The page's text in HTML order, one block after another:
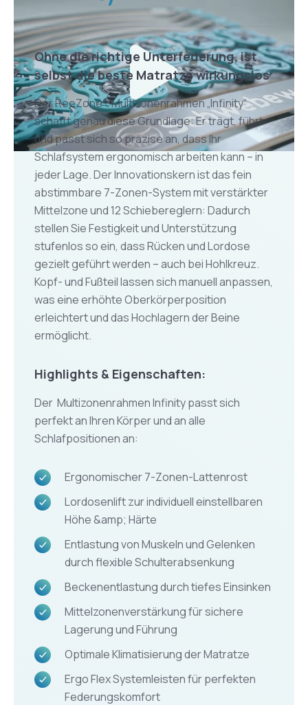
Ohne die richtige Unterfederung, ist
selbst die beste Matratze wirkungslos
Der ReeZone® Multizonenrahmen „Infinity“
schafft genau diese Grundlage: Er trägt, führt
und passt sich so präzise an, dass Ihr
Schlafsystem ergonomisch arbeiten kann – in
jeder Lage. Der Innovationskern ist das fein
abstimmbare 7-Zonen-System mit verstärkter
Mittelzone und 12 Schiebereglern: Dadurch
stellen Sie Festigkeit und Unterstützung
stufenlos so ein, dass Rücken und Lordose
gezielt geführt werden – auch bei Hohlkreuz.
Kopf- und Fußteil lassen sich manuell anpassen,
was eine erhöhte Oberkörperposition
erleichtert und das Hochlagern der Beine
ermöglicht.
Highlights & Eigenschaften:
Der Multizonenrahmen Infinity passt sich
perfekt an Ihren Körper und an alle
Schlafpositionen an:
Ergonomischer 7-Zonen-Lattenrost
Lordosenlift zur individuell einstellbaren
Höhe &amp; Härte
Entlastung von Muskeln und Gelenken
durch flexible Schulterabsenkung
Beckenentlastung durch tiefes Einsinken
Mittelzonenverstärkung für sichere
Lagerung und Führung
Optimale Klimatisierung der Matratze
Ergo Flex Systemleisten für perfekten
Federungskomfort